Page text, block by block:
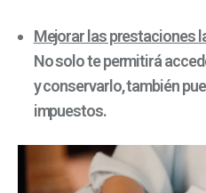
Mejorar las prestaciones
No solo te permitirá
y conservarlo, también
impuestos.